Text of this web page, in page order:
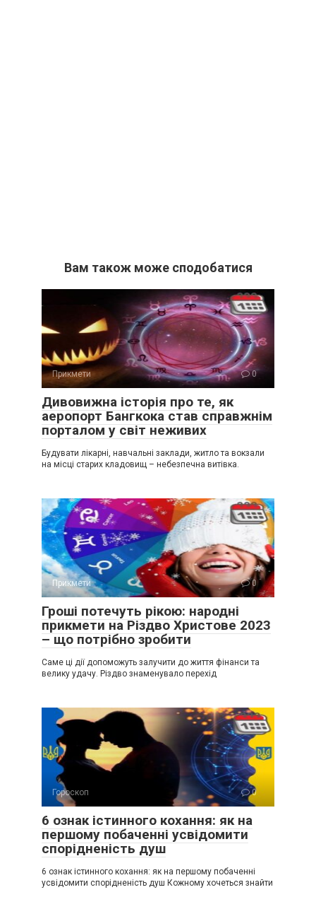
Вам також може сподобатися
Прикмети 0
Дивовижна історія про те, як
аеропорт Бангкока став справжнім
порталом у світ неживих
Будувати лікарні, навчальні заклади, житло та вокзали
на місці старих кладовищ – небезпечна витівка.
Прикмети 0
Гроші потечуть рікою: народні
прикмети на Різдво Христове 2023
– що потрібно зробити
Саме ці дії допоможуть залучити до життя фінанси та
велику удачу. Різдво знаменувало перехід
Гороскоп 0
6 ознак істинного кохання: як на
першому побаченні усвідомити
спорідненість душ
6 ознак істинного кохання: як на першому побаченні
усвідомити спорідненість душ Кожному хочеться знайти